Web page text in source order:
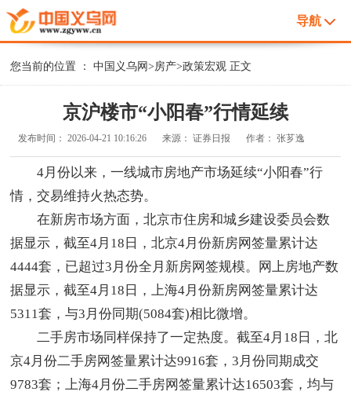
导航
您当前的位置 ：中国义乌网>房产>政策宏观 正文
京沪楼市“小阳春”行情延续
发布时间：2026-04-21 10:16:26 来源：证券日报 作者：张芗逸
4月份以来，一线城市房地产市场延续“小阳春”行
情，交易维持火热态势。
在新房市场方面，北京市住房和城乡建设委员会数
据显示，截至4月18日，北京4月份新房网签量累计达
4444套，已超过3月份全月新房网签规模。网上房地产数
据显示，截至4月18日，上海4月份新房网签量累计达
5311套，与3月份同期(5084套)相比微增。
二手房市场同样保持了一定热度。截至4月18日，北
京4月份二手房网签量累计达9916套，3月份同期成交
9783套；上海4月份二手房网签量累计达16503套，均与